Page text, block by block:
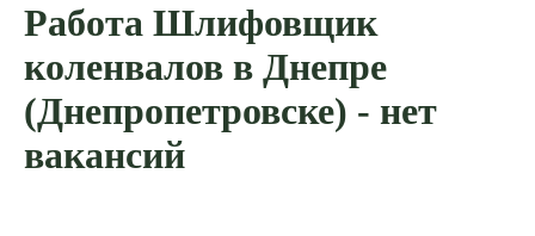
Работа Шлифовщик
коленвалов в Днепре
(Днепропетровске) - нет
вакансий